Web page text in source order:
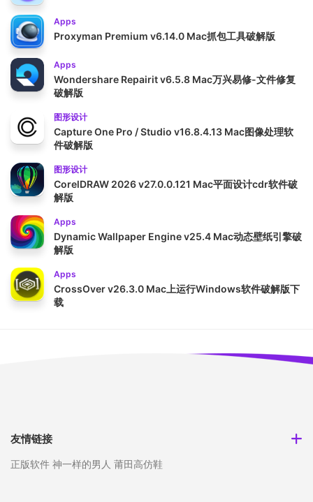
Apps
Proxyman Premium v6.14.0 Mac抓包工具破解版
Apps
Wondershare Repairit v6.5.8 Mac万兴易修-文件修复
破解版
图形设计
Capture One Pro / Studio v16.8.4.13 Mac图像处理软
件破解版
图形设计
CorelDRAW 2026 v27.0.0.121 Mac平面设计cdr软件破
解版
Apps
Dynamic Wallpaper Engine v25.4 Mac动态壁纸引擎破
解版
Apps
CrossOver v26.3.0 Mac上运行Windows软件破解版下
载
友情链接
正版软件 神一样的男人 莆田高仿鞋